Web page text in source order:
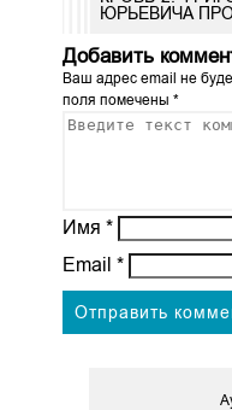
ЮРЬЕВИЧА
Добавить
Ваш адрес email не
поля помечены *
Имя *
Email *